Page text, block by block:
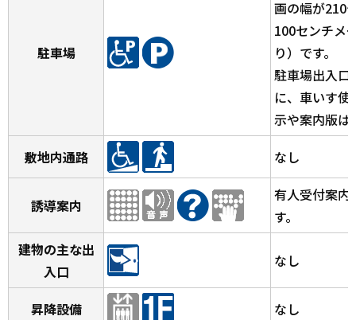
駐車場
画の幅が210
100センチメ
り）です。
駐車場出入口
に、車いす
示や案内版は
敷地内通路
なし
誘導案内
有人受付案内
す。
建物の主な出
入口
なし
昇降設備
なし